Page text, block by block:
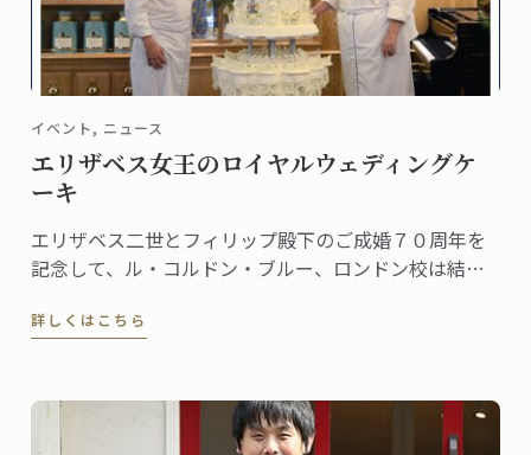
イベント, ニュース
エリザベス女王のロイヤルウェディングケ
ーキ
エリザベス二世とフィリップ殿下のご成婚７０周年を
記念して、ル・コルドン・ブルー、ロンドン校は結婚
挑戦。その模様がITVのA Very Royal Weddingという番
詳しくはこちら